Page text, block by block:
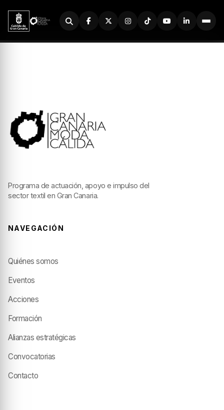
Buscador
Programa de actuación, apoyo e impulso del
sector textil en Gran Canaria.
NAVEGACIÓN
Quiénes somos
Eventos
Acciones
Formación
Alianzas estratégicas
Convocatorias
Contacto